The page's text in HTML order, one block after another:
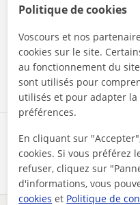
Partagez ce
En cliquant sur l'un des deux
Politique de cookies
Voscours et nos
cookies sur le site.
au fonctionnement du
sont utilisés pour
utilisés et pour adapter
préférences.
En cliquant sur
cookies. Si vous préférez
refuser, cliquez sur
d'informations, vous
cookies et Politique de